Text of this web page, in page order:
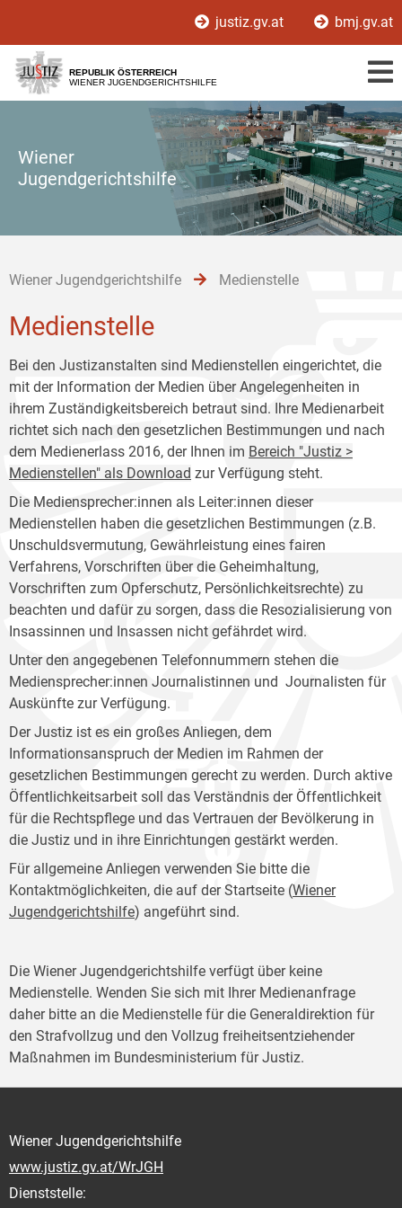
[1]
[2]
[3]
justiz.gv.at bmj.gv.at
REPUBLIK ÖSTERREICH
WIENER JUGENDGERICHTSHILFE
Wiener
Jugendgerichtshilfe
Wiener Jugendgerichtshilfe Medienstelle
Medienstelle
Bei den Justizanstalten sind Medienstellen eingerichtet, die
mit der Information der Medien über Angelegenheiten in
ihrem Zuständigkeitsbereich betraut sind. Ihre Medienarbeit
richtet sich nach den gesetzlichen Bestimmungen und nach
dem Medienerlass 2016, der Ihnen im Bereich "Justiz >
Medienstellen" als Download zur Verfügung steht.
Die Mediensprecher:innen als Leiter:innen dieser
Medienstellen haben die gesetzlichen Bestimmungen (z.B.
Unschuldsvermutung, Gewährleistung eines fairen
Verfahrens, Vorschriften über die Geheimhaltung,
Vorschriften zum Opferschutz, Persönlichkeitsrechte) zu
beachten und dafür zu sorgen, dass die Resozialisierung von
Insassinnen und Insassen nicht gefährdet wird.
Unter den angegebenen Telefonnummern stehen die
Mediensprecher:innen Journalistinnen und Journalisten für
Auskünfte zur Verfügung.
Der Justiz ist es ein großes Anliegen, dem
Informationsanspruch der Medien im Rahmen der
gesetzlichen Bestimmungen gerecht zu werden. Durch aktive
Öffentlichkeitsarbeit soll das Verständnis der Öffentlichkeit
für die Rechtspflege und das Vertrauen der Bevölkerung in
die Justiz und in ihre Einrichtungen gestärkt werden.
Für allgemeine Anliegen verwenden Sie bitte die
Kontaktmöglichkeiten, die auf der Startseite (Wiener
Jugendgerichtshilfe) angeführt sind.
Die Wiener Jugendgerichtshilfe verfügt über keine
Medienstelle. Wenden Sie sich mit Ihrer Medienanfrage
daher bitte an die Medienstelle für die Generaldirektion für
den Strafvollzug und den Vollzug freiheitsentziehender
Maßnahmen im Bundesministerium für Justiz.
Wiener Jugendgerichtshilfe
www.justiz.gv.at/WrJGH
Dienststelle: